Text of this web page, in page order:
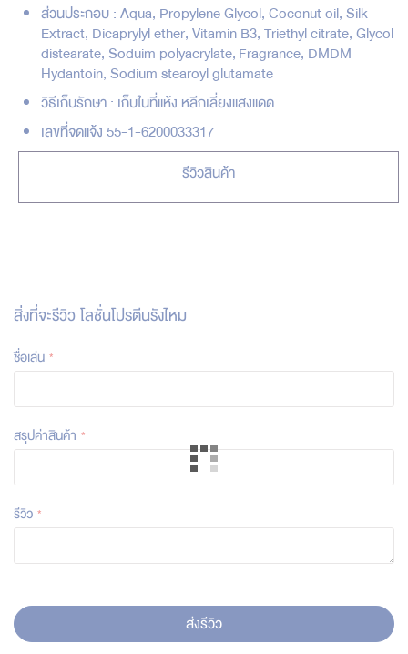
ส่วนประกอบ : Aqua, Propylene Glycol, Coconut oil, Silk
Extract, Dicaprylyl ether, Vitamin B3, Triethyl citrate, Glycol
distearate, Soduim polyacrylate, Fragrance, DMDM
Hydantoin, Sodium stearoyl glutamate
วิธีเก็บรักษา : เก็บในที่แห้ง หลีกเลี่ยงแสงแดด
เลขที่จดแจ้ง 55-1-6200033317
รีวิวสินค้า
สิ่งที่จะรีวิวโลชั่นโปรตีนรังไหม
ชื่อเล่น
สรุปค่าสินค้า
รีวิว
ส่งรีวิว